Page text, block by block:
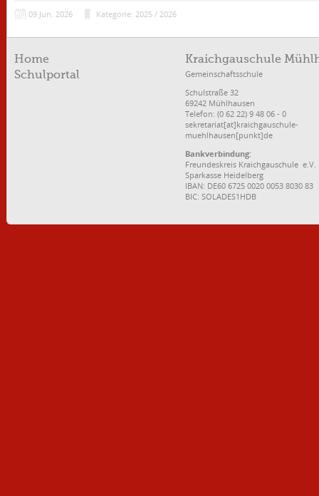
09 Jun. 2026 Kategorie: 2025 / 2026
Home
Schulportal
Kraichgauschule
Gemeinschaftsschule
Schulstraße 32
69242 Mühlhausen
Telefon: (0 62 22) 9 48 06 - 0
sekretariat[at]kraichgauschule-
muehlhausen[punkt]de
Bankverbindung:
Freundeskreis Kraichgauschule e.V.
Sparkasse Heidelberg
IBAN: DE60 6725 0020 0053 8030 83
BIC: SOLADES1HDB